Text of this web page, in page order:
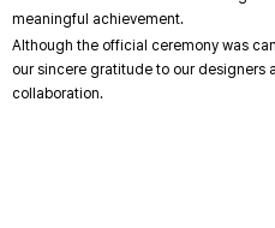
meaningful achievement.
Although the official ceremony was
our sincere gratitude to our designers
collaboration.